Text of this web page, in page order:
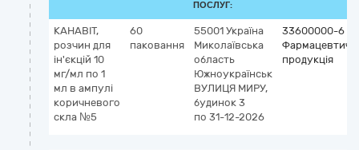
ПОСЛУГ:
КАНАВІТ,
розчин для
ін'єкцій 10
мг/мл по 1
мл в ампулі
коричневого
скла №5
60
паковання
55001 Україна
Миколаївська
область
Южноукраїнськ
ВУЛИЦЯ МИРУ,
будинок 3
по 31-12-2026
33600000-6
продукція